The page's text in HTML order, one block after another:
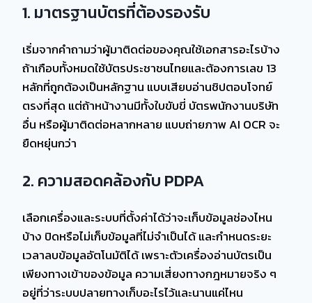
1. มาตรฐานบัตรที่ต้องรองรับ
เริ่มจากคำถามว่าผู้มาติดต่อของคุณใช้เอกสารอะไรบ้าง
ถ้าเกือบทั้งหมดใช้บัตรประชาชนไทยและต้องการเลข 13
หลักที่ถูกต้องเป็นหลักฐาน แบบเสียบอ่านชิปตอบโจทย์
ตรงที่สุด แต่ถ้าหน้างานมีทั้งใบขับขี่ บัตรพนักงานบริษัท
อื่น หรือผู้มาติดต่อหลากหลาย แบบถ่ายภาพ AI OCR จะ
ยืดหยุ่นกว่า
2. ความสอดคล้องกับ PDPA
เลือกเครื่องและระบบที่ตั้งค่าได้ว่าจะเก็บข้อมูลช่องไหน
บ้าง ปิดหรือไม่เก็บข้อมูลที่ไม่จำเป็นได้ และกำหนดระยะ
เวลาลบข้อมูลอัตโนมัติได้ เพราะตัวเครื่องอ่านบัตรเป็น
เพียงทางเข้าของข้อมูล ความเสี่ยงทางกฎหมายจริง ๆ
อยู่ที่ว่าระบบปลายทางเก็บอะไรไว้และนานแค่ไหน